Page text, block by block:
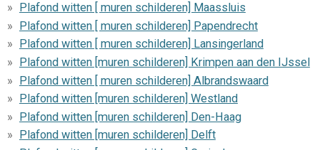
Plafond witten [ muren schilderen] Maassluis
Plafond witten [ muren schilderen] Papendrecht
Plafond witten [ muren schilderen] Lansingerland
Plafond witten [muren schilderen] Krimpen aan den IJssel
Plafond witten [ muren schilderen] Albrandswaard
Plafond witten [muren schilderen] Westland
Plafond witten [muren schilderen] Den-Haag
Plafond witten [muren schilderen] Delft